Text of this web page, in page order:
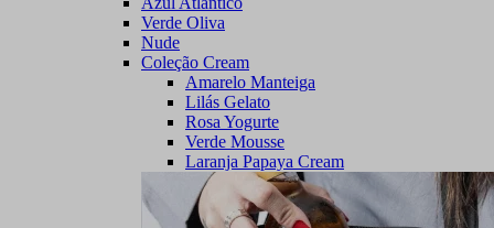
Verde Oliva
Nude
Coleção Cream
Amarelo Manteiga
Lilás Gelato
Rosa Yogurte
Verde Mousse
Laranja Papaya Cream